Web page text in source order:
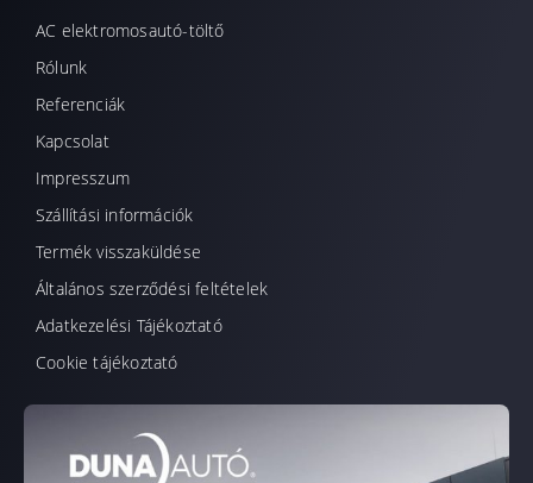
AC elektromosautó-töltő
Rólunk
Referenciák
Kapcsolat
Impresszum
Szállítási információk
Termék visszaküldése
Általános szerződési feltételek
Adatkezelési Tájékoztató
Cookie tájékoztató